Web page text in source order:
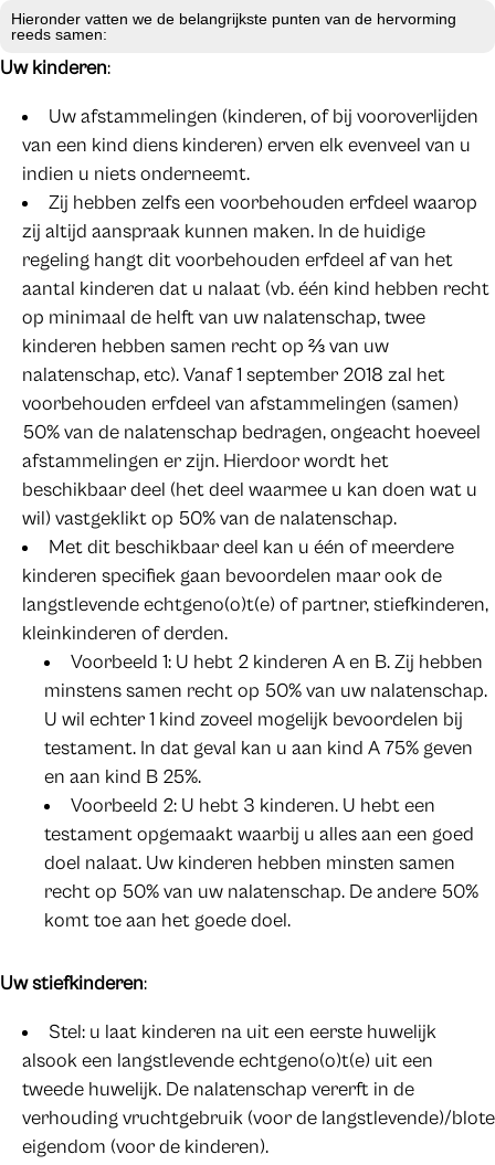
Hieronder vatten we de belangrijkste punten van de hervorming
reeds samen:
Uw kinderen:
Uw afstammelingen (kinderen, of bij vooroverlijden
van een kind diens kinderen) erven elk evenveel van u
indien u niets onderneemt.
Zij hebben zelfs een voorbehouden erfdeel waarop
zij altijd aanspraak kunnen maken. In de huidige
regeling hangt dit voorbehouden erfdeel af van het
aantal kinderen dat u nalaat (vb. één kind hebben recht
op minimaal de helft van uw nalatenschap, twee
kinderen hebben samen recht op ⅔ van uw
nalatenschap, etc). Vanaf 1 september 2018 zal het
voorbehouden erfdeel van afstammelingen (samen)
50% van de nalatenschap bedragen, ongeacht hoeveel
afstammelingen er zijn. Hierdoor wordt het
beschikbaar deel (het deel waarmee u kan doen wat u
wil) vastgeklikt op 50% van de nalatenschap.
Met dit beschikbaar deel kan u één of meerdere
kinderen specifiek gaan bevoordelen maar ook de
langstlevende echtgeno(o)t(e) of partner, stiefkinderen,
kleinkinderen of derden.
Voorbeeld 1: U hebt 2 kinderen A en B. Zij hebben
minstens samen recht op 50% van uw nalatenschap.
U wil echter 1 kind zoveel mogelijk bevoordelen bij
testament. In dat geval kan u aan kind A 75% geven
en aan kind B 25%.
Voorbeeld 2: U hebt 3 kinderen. U hebt een
testament opgemaakt waarbij u alles aan een goed
doel nalaat. Uw kinderen hebben minsten samen
recht op 50% van uw nalatenschap. De andere 50%
komt toe aan het goede doel.
Uw stiefkinderen:
Stel: u laat kinderen na uit een eerste huwelijk
alsook een langstlevende echtgeno(o)t(e) uit een
tweede huwelijk. De nalatenschap vererft in de
verhouding vruchtgebruik (voor de langstlevende)/blote
eigendom (voor de kinderen).